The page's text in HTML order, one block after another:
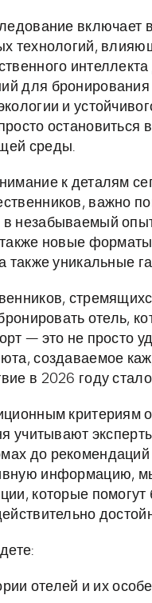
включает
технологий,
для
и
среды.
к деталям
важно
незабываемый
новые
также уникальные
отель,
— это не просто
создаваемое
в 2026 году
критериям
учитывают
до рекомендаций
информацию,
которые
отелей и их